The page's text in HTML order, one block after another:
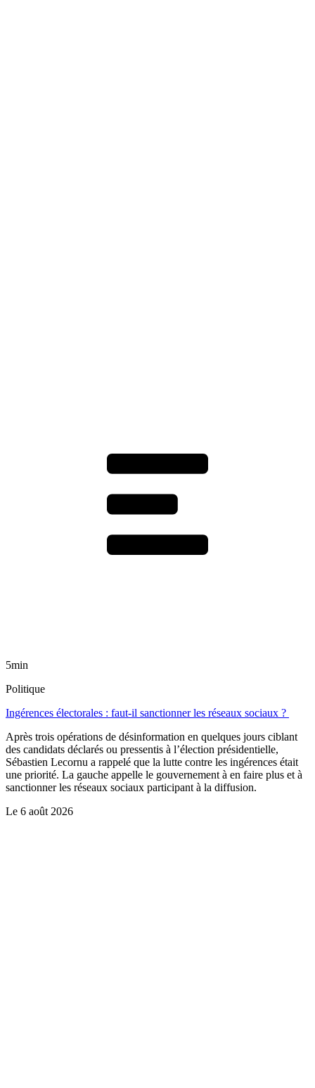
5min
Politique
Ingérences électorales : faut-il sanctionner les réseaux sociaux ?
Après trois opérations de désinformation en quelques jours ciblant
des candidats déclarés ou pressentis à l’élection présidentielle,
Sébastien Lecornu a rappelé que la lutte contre les ingérences était
une priorité. La gauche appelle le gouvernement à en faire plus et à
sanctionner les réseaux sociaux participant à la diffusion.
Le 6 août 2026